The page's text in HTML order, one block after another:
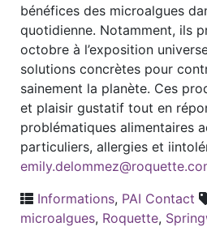
bénéfices des microalgues
quotidienne. Notamment, ils
octobre à l’exposition
solutions concrètes pour
sainement la planète. Ces
et plaisir gustatif tout en
problématiques alimentaires
particuliers, allergies et
Informations, PAI Contact
microalgues, Roquette,